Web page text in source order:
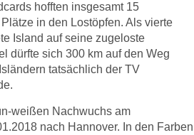
hofften insgesamt 15
in den Lostöpfen. Als vierte
Island auf seine zugeloste
dürfte sich 300 km auf den Weg
tatsächlich der TV
weißen Nachwuchs am
nach Hannover. In den Farben